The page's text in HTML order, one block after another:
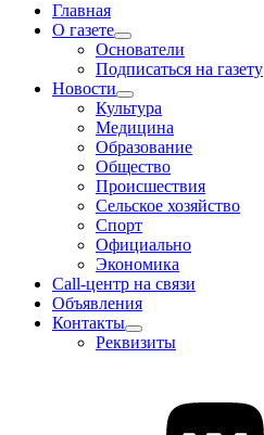
Главная
О газете
Основатели
Подписаться на газету
Новости
Культура
Медицина
Образование
Общество
Происшествия
Сельское хозяйство
Спорт
Официально
Экономика
Call-центр на связи
Объявления
Контакты
Реквизиты